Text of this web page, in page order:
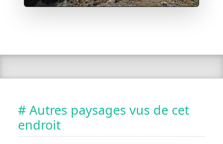
# Autres paysages vus de cet
endroit